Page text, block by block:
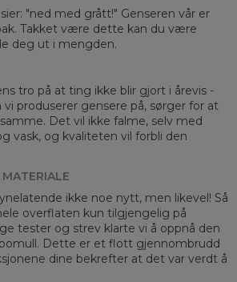
"ned med grått!" Genseren vår er
Takket være dette kan du være
deg ut i mengden.
tro på at ting ikke blir gjort i årevis -
vi produserer gensere på, sørger for at
Det vil ikke falme, selv med
vask, og kvaliteten vil forbli den
ikke noe nytt, men likevel! Så
overflaten kun tilgjengelig på
tester og strev klarte vi å oppnå den
Dette er et flott gjennombrudd
dine bekrefter at det var verdt å